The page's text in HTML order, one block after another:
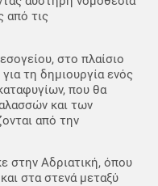
από τις
στο πλαίσιο
τη δημιουργία ενός
που θα
και των
από την
στην Αδριατική, όπου
στα στενά μεταξύ